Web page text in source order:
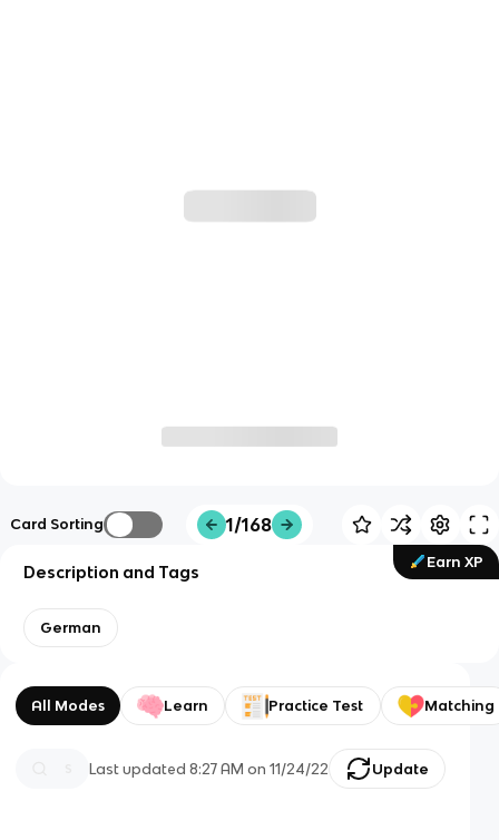
Card Sorting 1/168
Earn XP
Description and Tags
German
All Modes Learn Practice Test Matching
Last updated8:27 AM on 11/24/22 Update